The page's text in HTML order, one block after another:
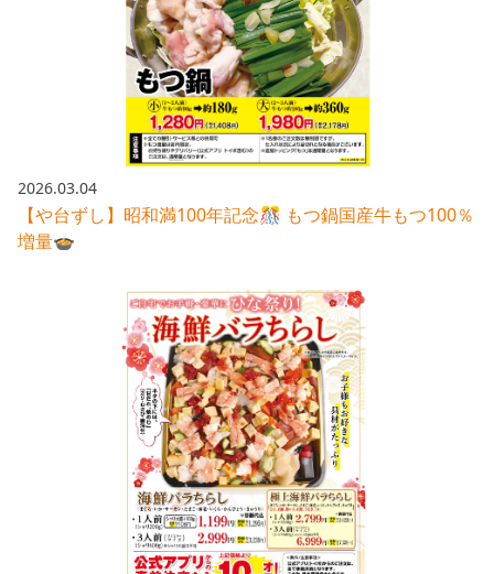
2026.03.04
【や台ずし】昭和満100年記念🎊 もつ鍋国産牛もつ100％
増量🍲